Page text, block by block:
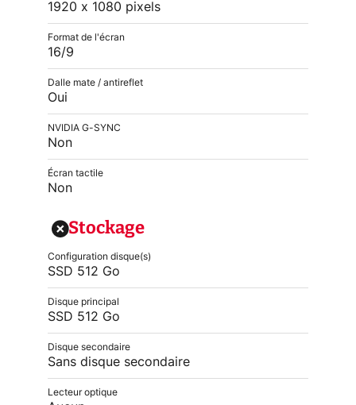
1920 x 1080 pixels
Format de l'écran
16/9
Dalle mate / antireflet
Oui
NVIDIA G-SYNC
Non
Écran tactile
Non
Stockage
Configuration disque(s)
SSD 512 Go
Disque principal
SSD 512 Go
Disque secondaire
Sans disque secondaire
Lecteur optique